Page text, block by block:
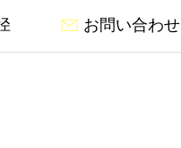
お問い合わせ